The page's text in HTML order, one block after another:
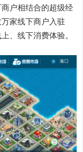
户相结合的超级经
家线下商户入驻
、线下消费体验。